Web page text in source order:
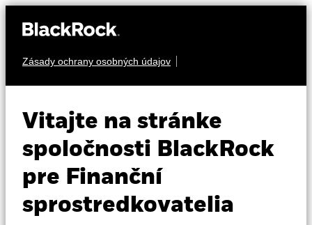
Zásady ochrany osobných údajov
Vitajte na stránke
spoločnosti BlackRock
pre Finanční
sprostredkovatelia
Vzdelávanie
Profesionálni investori
Slovakia
EXXV
iShares Dow Jones
Eurozone Leaders
Screened UCITS
ETF (DE)